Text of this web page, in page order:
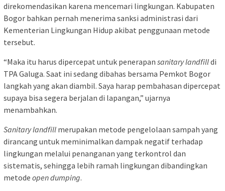
direkomendasikan karena mencemari lingkungan. Kabupaten
Bogor bahkan pernah menerima sanksi administrasi dari
Kementerian Lingkungan Hidup akibat penggunaan metode
tersebut.
“Maka itu harus dipercepat untuk penerapan sanitary landfilldi
TPA Galuga. Saat ini sedang dibahas bersama Pemkot Bogor
langkah yang akan diambil. Saya harap pembahasan dipercepat
supaya bisa segera berjalan di lapangan,” ujarnya
menambahkan.
Sanitary landfill merupakan metode pengelolaan sampah yang
dirancang untuk meminimalkan dampak negatif terhadap
lingkungan melalui penanganan yang terkontrol dan
sistematis, sehingga lebih ramah lingkungan dibandingkan
metode open dumping.